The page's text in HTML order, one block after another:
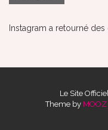
Instagram a retourné
Le Site
Theme by